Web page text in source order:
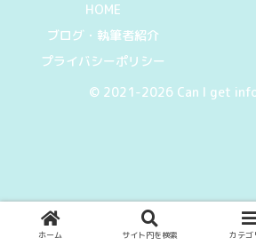
HOME
ブログ・執筆者紹介
プライバシーポリシー
© 2021-2026 Can I get
ホーム サイト内を検索 カテゴ